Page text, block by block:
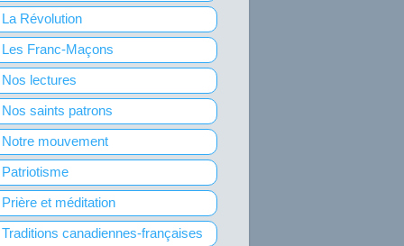
La Révolution
Les Franc-Maçons
Nos lectures
Nos saints patrons
Notre mouvement
Patriotisme
Prière et méditation
Traditions canadiennes-françaises